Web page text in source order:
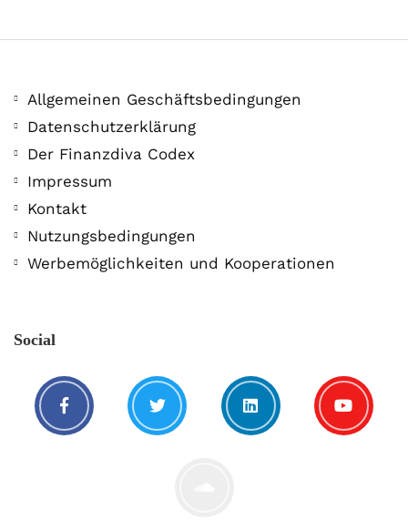
Allgemeinen Geschäftsbedingungen
Datenschutzerklärung
Der Finanzdiva Codex
Impressum
Kontakt
Nutzungsbedingungen
Werbemöglichkeiten und Kooperationen
Social